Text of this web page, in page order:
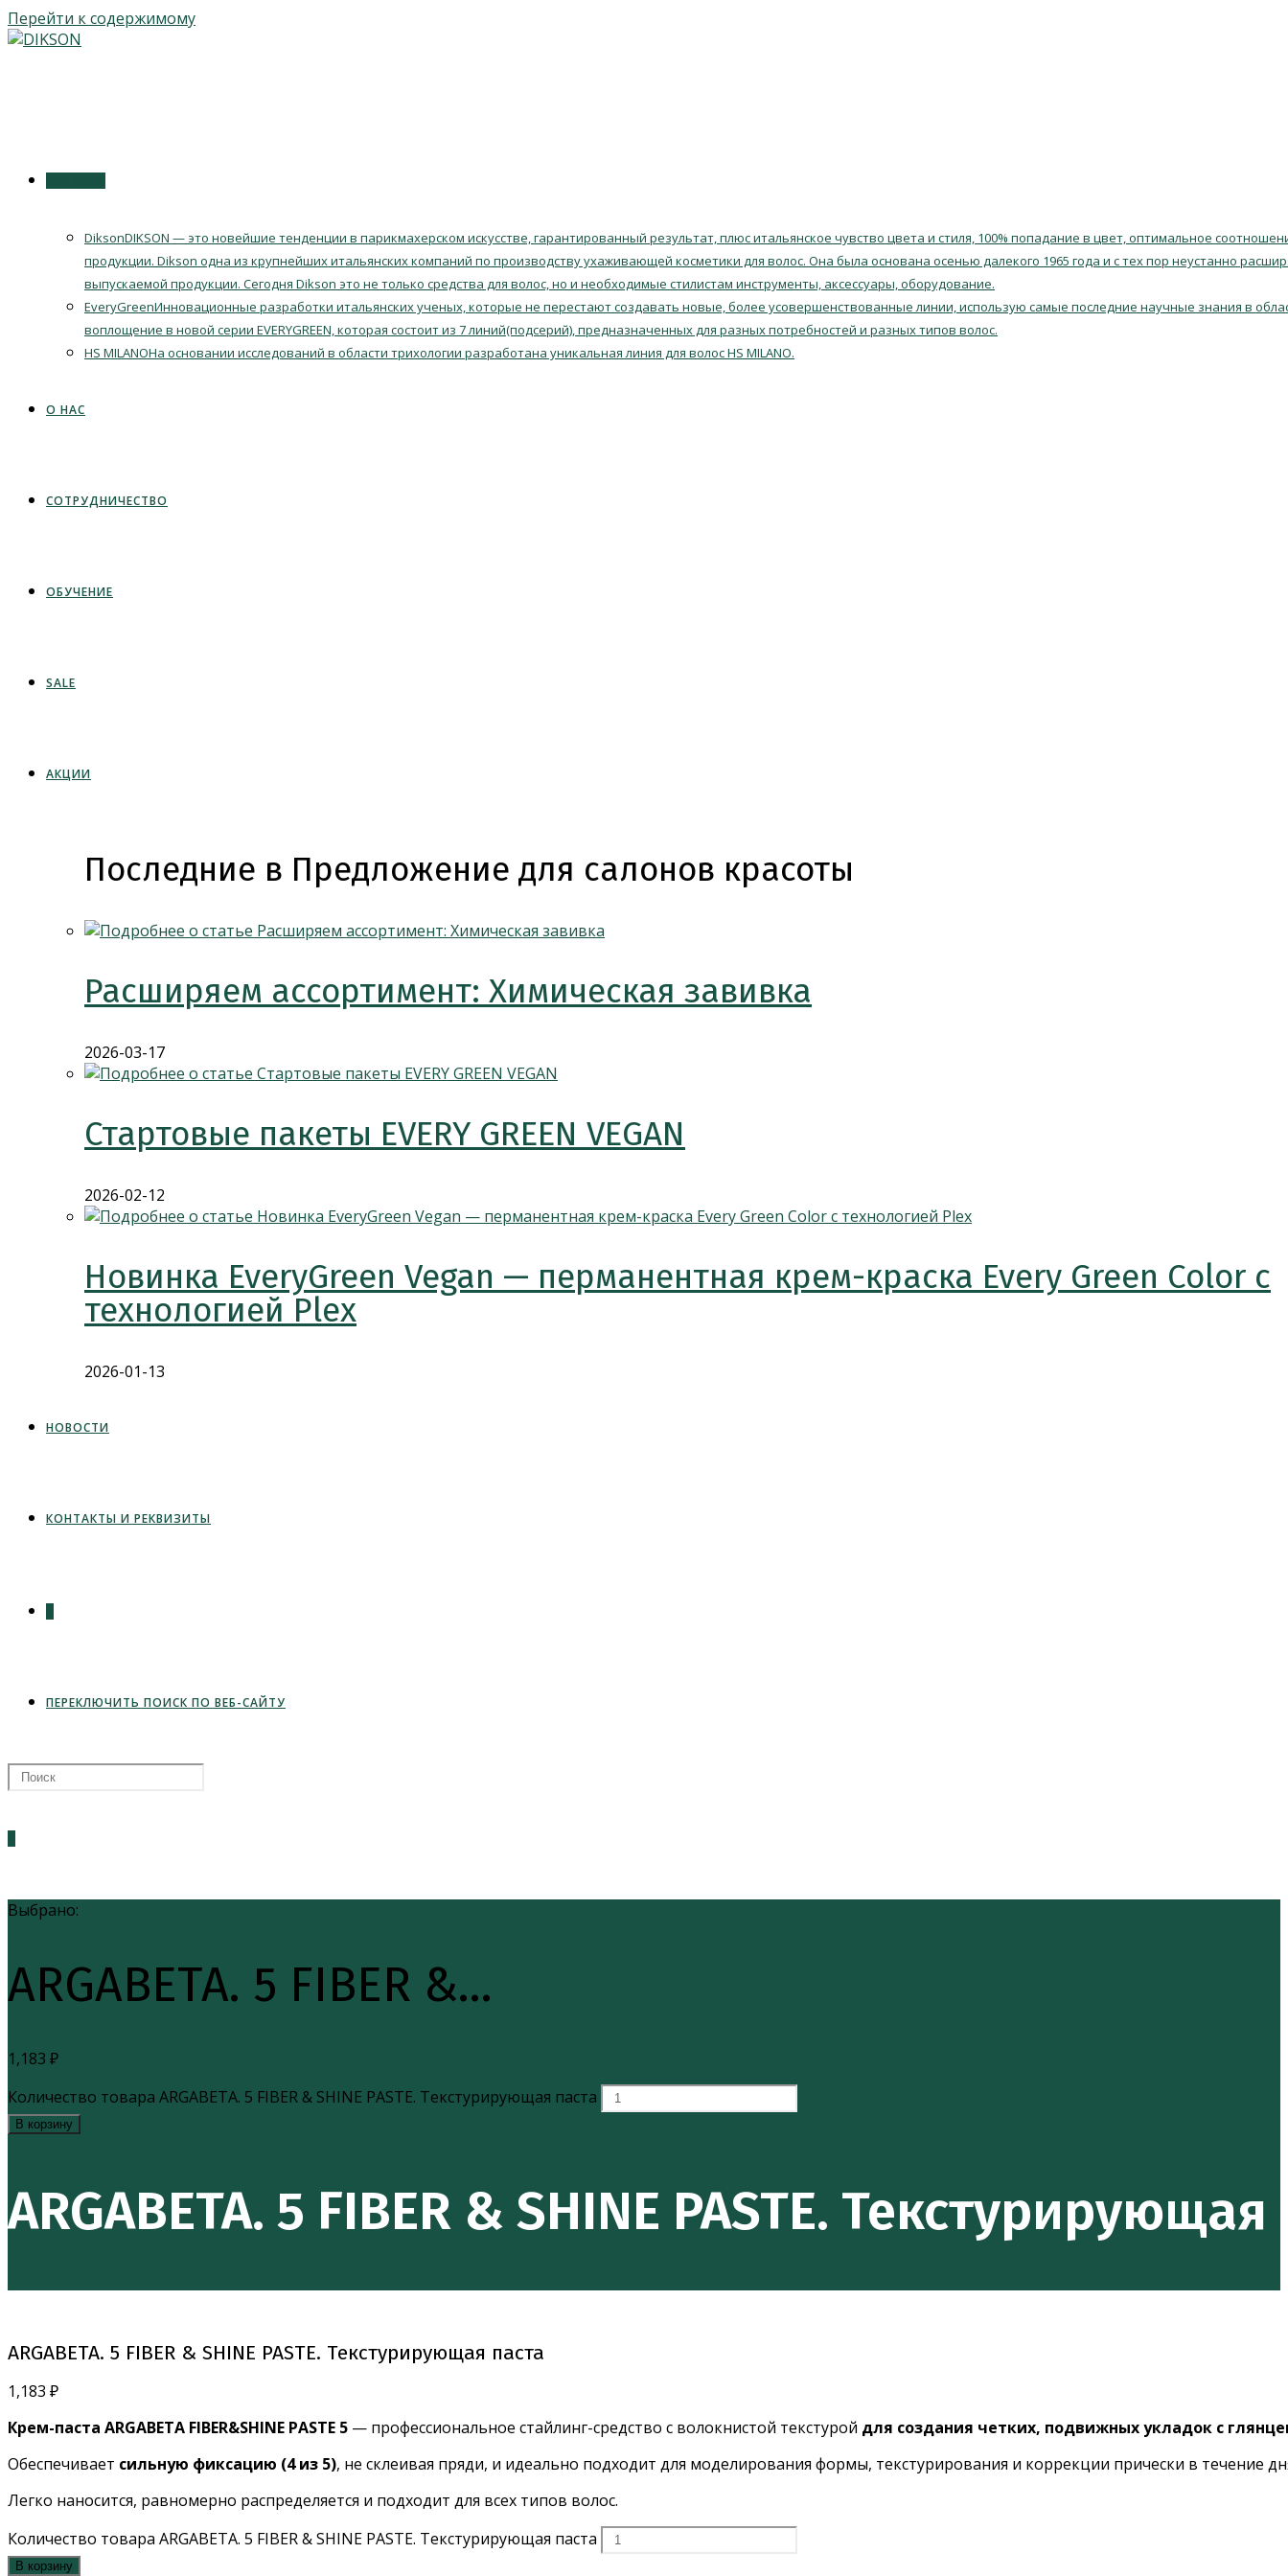
Перейти к содержимому
DiksonDIKSON — это новейшие тенденции в парикмахерском искусстве, гарантированный результат, плюс итальянское чувство цвета и стиля, 100% попадание в цвет, оптимальное
продукции. Dikson одна из крупнейших итальянских компаний по производству ухаживающей косметики для волос. Она была основана осенью далекого 1965 года и с тех пор неустанно
выпускаемой продукции. Сегодня Dikson это не только средства для волос, но и необходимые стилистам инструменты, аксессуары, оборудование.
EveryGreenИнновационные разработки итальянских ученых, которые не перестают создавать новые, более усовершенствованные линии, использую самые последние научные знания в
воплощение в новой серии EVERYGREEN, которая состоит из 7 линий(подсерий), предназначенных для разных потребностей и разных типов волос.
HS MILANOНа основании исследований в области трихологии разработана уникальная линия для волос HS MILANO.
О НАС
СОТРУДНИЧЕСТВО
ОБУЧЕНИЕ
SALE
АКЦИИ
Последние в Предложение для салонов красоты
Расширяем ассортимент: Химическая завивка
2026-03-17
Стартовые пакеты EVERY GREEN VEGAN
2026-02-12
Новинка EveryGreen Vegan — перманентная крем-краска Every Green Color с
технологией Plex
2026-01-13
НОВОСТИ
КОНТАКТЫ И РЕКВИЗИТЫ
ПЕРЕКЛЮЧИТЬ ПОИСК ПО ВЕБ-САЙТУ
Выбрано:
ARGABETA. 5 FIBER &…
1,183 ₽
Количество товара ARGABETA. 5 FIBER & SHINE PASTE. Текстурирующая паста
В корзину
ARGABETA. 5 FIBER & SHINE PASTE. Текстурирующая
ARGABETA. 5 FIBER & SHINE PASTE. Текстурирующая паста
1,183 ₽
Крем-паста ARGABETA FIBER&SHINE PASTE 5 — профессиональное стайлинг-средство с волокнистой текстурой для создания четких, подвижных укладок с
Обеспечивает сильную фиксацию (4 из 5), не склеивая пряди, и идеально подходит для моделирования формы, текстурирования и коррекции прически в течение
Легко наносится, равномерно распределяется и подходит для всех типов волос.
Количество товара ARGABETA. 5 FIBER & SHINE PASTE. Текстурирующая паста
В корзину